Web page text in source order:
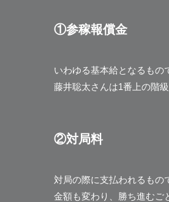
①参稼報償金
いわゆる基本給となるもの
藤井聡太さんは1番上の階
②対局料
対局の際に支払われるもの
金額も変わり、勝ち進むご